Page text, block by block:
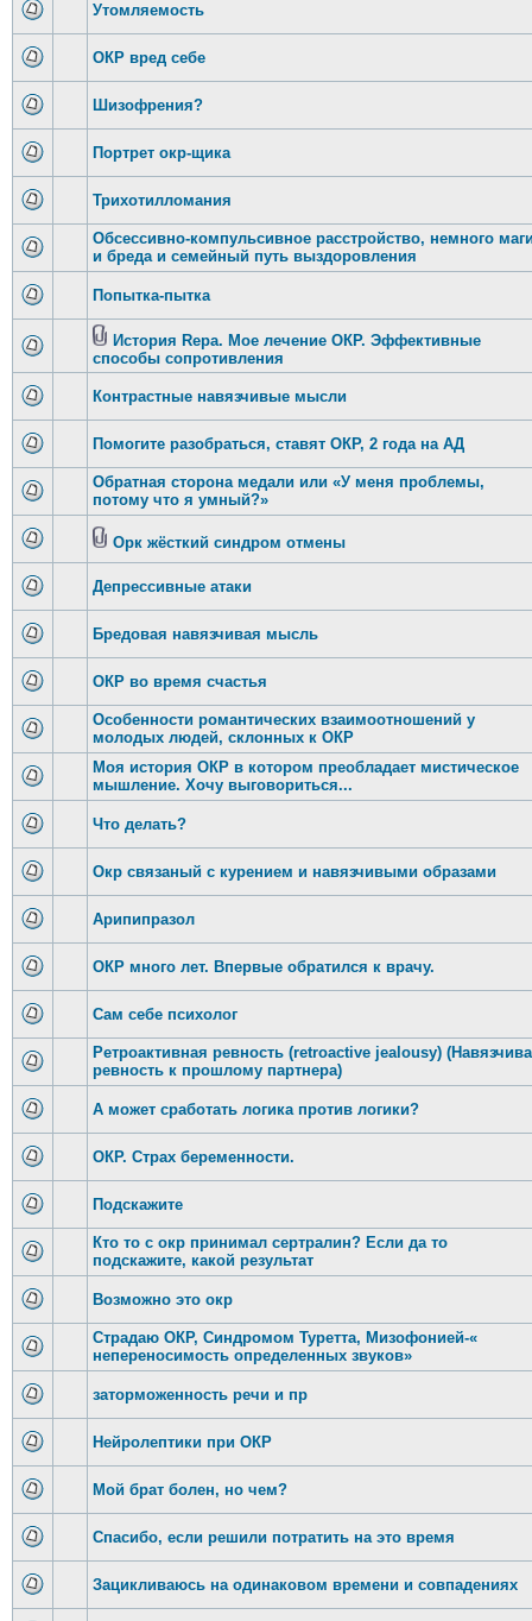
Утомляемость
ОКР вред себе
Шизофрения?
Портрет окр-щика
Трихотилломания
Обсессивно-компульсивное расстройство, немного
и бреда и семейный путь выздоровления
Попытка-пытка
История Repa. Мое лечение ОКР. Эффективные
способы сопротивления
Контрастные навязчивые мысли
Помогите разобраться, ставят ОКР, 2 года на АД
Обратная сторона медали или «У меня проблемы,
потому что я умный?»
Орк жёсткий синдром отмены
Депрессивные атаки
Бредовая навязчивая мысль
ОКР во время счастья
Особенности романтических взаимоотношений у
молодых людей, склонных к ОКР
Моя история ОКР в котором преобладает мистическое
мышление. Хочу выговориться...
Что делать?
Окр связаный с курением и навязчивыми образами
Арипипразол
ОКР много лет. Впервые обратился к врачу.
Сам себе психолог
Ретроактивная ревность (retroactive jealousy)
ревность к прошлому партнера)
А может сработать логика против логики?
ОКР. Страх беременности.
Подскажите
Кто то с окр принимал сертралин? Если да то
подскажите, какой результат
Возможно это окр
Страдаю ОКР, Синдромом Туретта, Мизофонией-«
непереносимость определенных звуков»
заторможенность речи и пр
Нейролептики при ОКР
Мой брат болен, но чем?
Спасибо, если решили потратить на это время
Зацикливаюсь на одинаковом времени и совпадениях